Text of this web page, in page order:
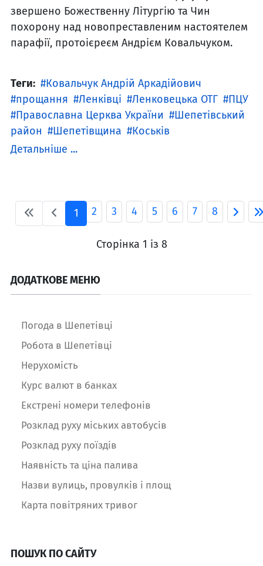
звершено Божественну Літургію та Чин
похорону над новопреставленим настоятелем
парафії, протоієреєм Андрієм Ковальчуком.
Теги:
Ковальчук Андрій Аркадійович
прощання
Ленківці Ленковецька ОТГ
ПЦУ
Православна Церква України
Шепетівський
район
Шепетівщина
Коськів
Детальніше ...
1 2 3 4 5 6 7 8
Сторінка 1 із 8
ДОДАТКОВЕ МЕНЮ
Погода в Шепетівці
Робота в Шепетівці
Нерухомість
Курс валют в банках
Екстрені номери телефонів
Розклад руху міських автобусів
Розклад руху поїздів
Наявність та ціна палива
Назви вулиць, провулків і площ
Карта повітряних тривог
ПОШУК ПО САЙТУ